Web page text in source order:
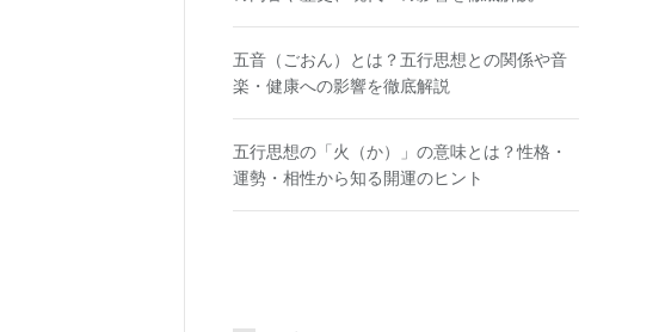
五音（ごおん）とは？五行思想との関係や音
楽・健康への影響を徹底解説
五行思想の「火（か）」の意味とは？性格・
運勢・相性から知る開運のヒント